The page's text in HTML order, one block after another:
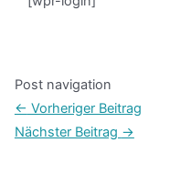
Post navigation
← Vorheriger Beitrag
Nächster Beitrag →